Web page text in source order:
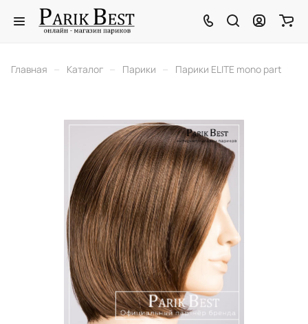
Главная – Каталог – Парики – Парики ELITE mono part